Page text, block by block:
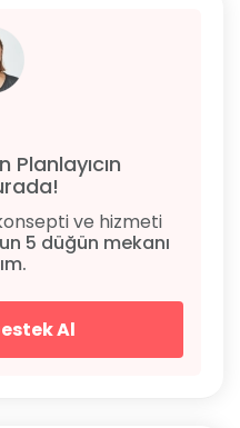
Planlayıcın
ve hizmeti
5 düğün mekanı
Al